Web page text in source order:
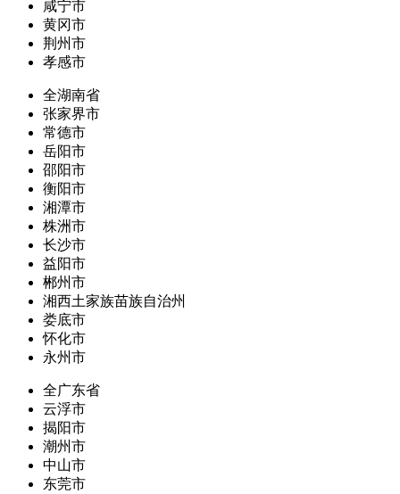
咸宁市
黄冈市
荆州市
孝感市
全湖南省
张家界市
常德市
岳阳市
邵阳市
衡阳市
湘潭市
株洲市
长沙市
益阳市
郴州市
湘西土家族苗族自治州
娄底市
怀化市
永州市
全广东省
云浮市
揭阳市
潮州市
中山市
东莞市